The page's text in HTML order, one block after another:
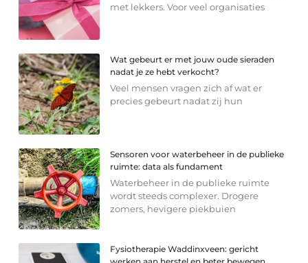
met lekkers. Voor veel organisaties
Wat gebeurt er met jouw oude sieraden
nadat je ze hebt verkocht?
Veel mensen vragen zich af wat er
precies gebeurt nadat zij hun
Sensoren voor waterbeheer in de publieke
ruimte: data als fundament
Waterbeheer in de publieke ruimte
wordt steeds complexer. Drogere
zomers, hevigere piekbuien
Fysiotherapie Waddinxveen: gericht